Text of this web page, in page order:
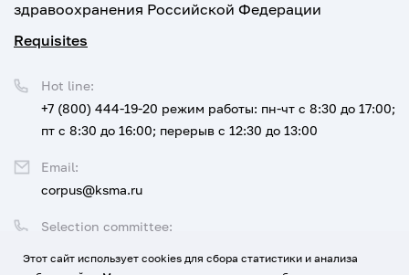
здравоохранения Российской Федерации
Requisites
Selection committee:
Hot line:
+7 (800) 444-19-20 режим работы: пн-чт с 8:30 до 17:00;
пт с 8:30 до 16:00; перерыв с 12:30 до 13:00
Email:
corpus@ksma.ru
Этот сайт использует cookies для сбора статистики и анализа